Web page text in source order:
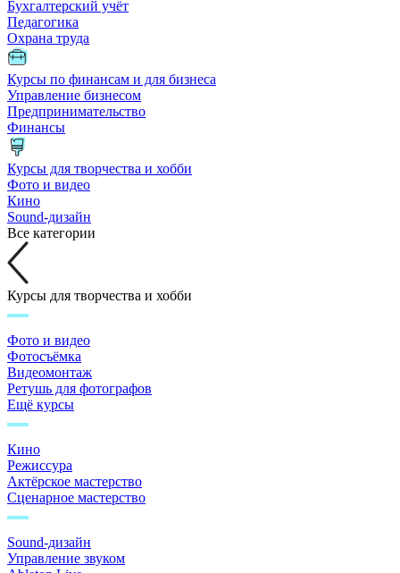
Бухгалтерский учёт
Педагогика
Охрана труда
Курсы по финансам и для бизнеса
Управление бизнесом
Предпринимательство
Финансы
Курсы для творчества и хобби
Фото и видео
Кино
Sound-дизайн
Все категории
Курсы для творчества и хобби
Фото и видео
Фотосъёмка
Видеомонтаж
Ретушь для фотографов
Ещё курсы
Кино
Режиссура
Актёрское мастерство
Сценарное мастерство
Sound-дизайн
Управление звуком